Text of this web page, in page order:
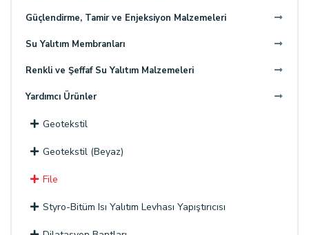
Güçlendirme, Tamir ve Enjeksiyon Malzemeleri
Su Yalıtım Membranları
Renkli ve Şeffaf Su Yalıtım Malzemeleri
Yardımcı Ürünler
Geotekstil
Geotekstil (Beyaz)
File
Styro-Bitüm Isı Yalıtım Levhası Yapıştırıcısı